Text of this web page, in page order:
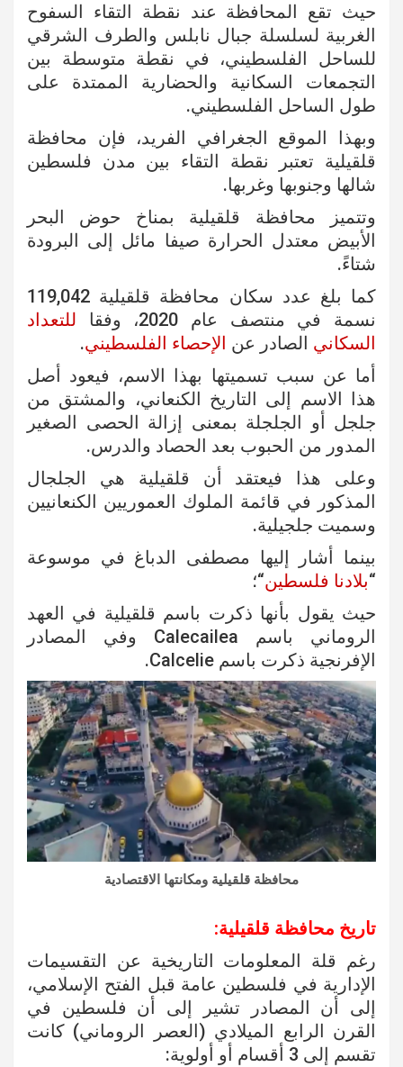
حيث تقع المحافظة عند نقطة التقاء السفوح
الغربية لسلسلة جبال نابلس والطرف الشرقي
للساحل الفلسطيني، في نقطة متوسطة بين
التجمعات السكانية والحضارية الممتدة على
طول الساحل الفلسطيني.
وبهذا الموقع الجغرافي الفريد، فإن محافظة
قلقيلية تعتبر نقطة التقاء بين مدن فلسطين
شالها وجنوبها وغربها.
وتتميز محافظة قلقيلية بمناخ حوض البحر
الأبيض معتدل الحرارة صيفا مائل إلى البرودة
شتاءً.
كما بلغ عدد سكان محافظة قلقيلية 119,042
نسمة في منتصف عام 2020، وفقا
للتعداد
السكاني الصادر عن الإحصاء الفلسطيني.
أما عن سبب تسميتها بهذا الاسم، فيعود أصل
هذا الاسم إلى التاريخ الكنعاني، والمشتق من
جلجل أو الجلجلة بمعنى إزالة الحصى الصغير
المدور من الحبوب بعد الحصاد والدرس.
وعلى هذا فيعتقد أن قلقيلية هي الجلجال
المذكور في قائمة الملوك العموريين الكنعانيين
وسميت جلجيلية.
بينما أشار إليها مصطفى الدباغ في موسوعة
“بلادنا فلسطين“؛
حيث يقول بأنها ذكرت باسم قلقيلية في العهد
الروماني باسم Calecailea وفي المصادر
الإفرنجية ذكرت باسم Calcelie.
محافظة قلقيلية ومكانتها الاقتصادية
تاريخ محافظة قلقيلية:
رغم قلة المعلومات التاريخية عن التقسيمات
الإدارية في فلسطين عامة قبل الفتح الإسلامي،
إلى أن المصادر تشير إلى أن فلسطين في
القرن الرابع الميلادي (العصر الروماني) كانت
تقسم إلى 3 أقسام أو أولوية: